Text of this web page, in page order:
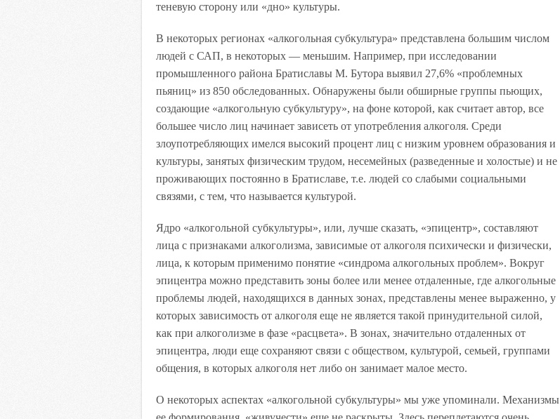
теневую сторону или «дно» культуры.
В некоторых регионах «алкогольная субкультура» представлена большим числом
людей с САП, в некоторых — меньшим. Например, при исследовании
промышленного района Братиславы М. Бутора выявил 27,6% «проблемных
пьяниц» из 850 обследованных. Обнаружены были обширные группы пьющих,
создающие «алкогольную субкультуру», на фоне которой, как считает автор, все
большее число лиц начинает зависеть от употребления алкоголя. Среди
злоупотребляющих имелся высокий процент лиц с низким уровнем образования и
культуры, занятых физическим трудом, несемейных (разведенные и холостые) и не
проживающих постоянно в Братиславе, т.е. людей со слабыми социальными
связями, с тем, что называется культурой.
Ядро «алкогольной субкультуры», или, лучше сказать, «эпицентр», составляют
лица с признаками алкоголизма, зависимые от алкоголя психически и физически,
лица, к которым применимо понятие «синдрома алкогольных проблем». Вокруг
эпицентра можно представить зоны более или менее отдаленные, где алкогольные
проблемы людей, находящихся в данных зонах, представлены менее выраженно, у
которых зависимость от алкоголя еще не является такой принудительной силой,
как при алкоголизме в фазе «расцвета». В зонах, значительно отдаленных от
эпицентра, люди еще сохраняют связи с обществом, культурой, семьей, группами
общения, в которых алкоголя нет либо он занимает малое место.
О некоторых аспектах «алкогольной субкультуры» мы уже упоминали. Механизмы